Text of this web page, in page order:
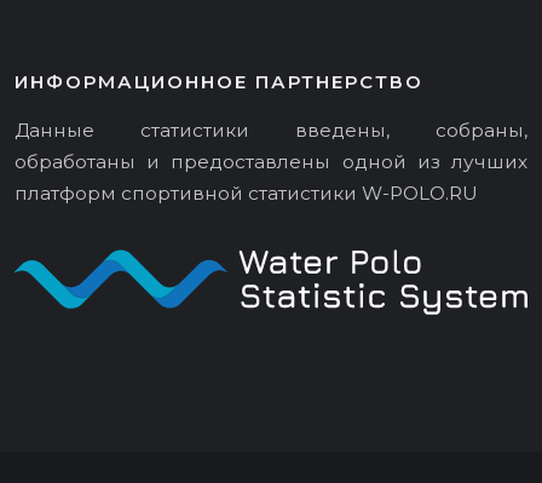
ИНФОРМАЦИОННОЕ ПАРТНЕРСТВО
Данные статистики введены, собраны,
обработаны и предоставлены одной из лучших
платформ спортивной статистики W-POLO.RU